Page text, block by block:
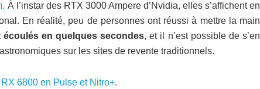
À l’instar des RTX 3000 Ampere d’Nvidia, elles s’affichent en
En réalité, peu de personnes ont réussi à mettre la main
écoulés en quelques secondes, et il n’est possible de s’en
sur les sites de revente traditionnels.
6800 en Pulse et Nitro+.